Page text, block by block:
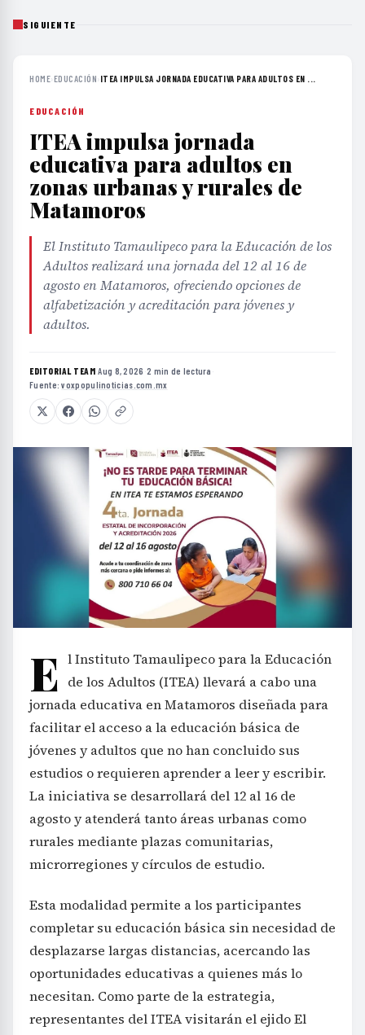
SIGUIENTE
HOME›EDUCACIÓN› ITEA IMPULSA JORNADA EDUCATIVA PARA ADULTOS EN ...
EDUCACIÓN
ITEA impulsa jornada
educativa para adultos en
zonas urbanas y rurales de
Matamoros
El Instituto Tamaulipeco para la Educación de los
Adultos realizará una jornada del 12 al 16 de
agosto en Matamoros, ofreciendo opciones de
alfabetización y acreditación para jóvenes y
adultos.
EDITORIAL TEAM·Aug 8, 2026 ·2 min de lectura ·
Fuente:voxpopulinoticias.com.mx
E l Instituto Tamaulipeco para la Educación
de los Adultos (ITEA) llevará a cabo una
jornada educativa en Matamoros diseñada para
facilitar el acceso a la educación básica de
jóvenes y adultos que no han concluido sus
estudios o requieren aprender a leer y escribir.
La iniciativa se desarrollará del 12 al 16 de
agosto y atenderá tanto áreas urbanas como
rurales mediante plazas comunitarias,
microrregiones y círculos de estudio.
Esta modalidad permite a los participantes
completar su educación básica sin necesidad de
desplazarse largas distancias, acercando las
oportunidades educativas a quienes más lo
necesitan. Como parte de la estrategia,
representantes del ITEA visitarán el ejido El